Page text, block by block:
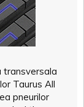
transversala
Taurus All
pneurilor